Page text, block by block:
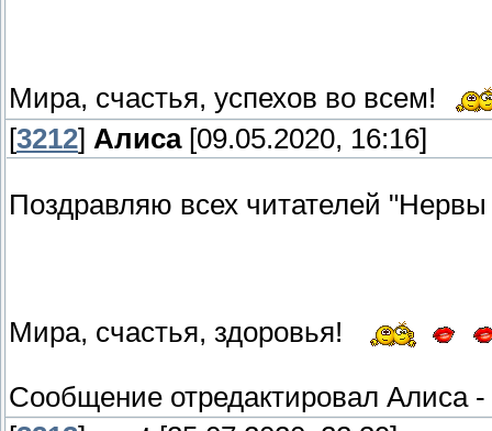
Мира, счастья, успехов во всем!
[3212] Алиса[09.05.2020, 16:16]
Поздравляю всех читателей
Мира, счастья, здоровья!
Сообщение отредактировал Алиса-